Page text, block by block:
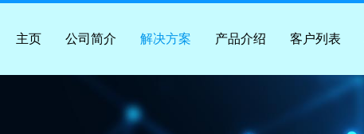
主页 公司简介 解决方案 产品介绍 客户列表